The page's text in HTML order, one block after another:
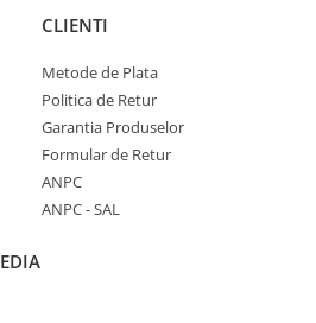
CLIENTI
Metode de Plata
Politica de Retur
Garantia Produselor
Formular de Retur
ANPC
ANPC - SAL